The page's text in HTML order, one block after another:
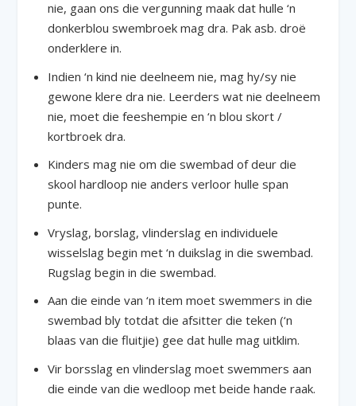
nie, gaan ons die vergunning maak dat hulle ‘n
donkerblou swembroek mag dra. Pak asb. droë
onderklere in.
Indien ‘n kind nie deelneem nie, mag hy/sy nie
gewone klere dra nie. Leerders wat nie deelneem
nie, moet die feeshempie en ‘n blou skort /
kortbroek dra.
Kinders mag nie om die swembad of deur die
skool hardloop nie anders verloor hulle span
punte.
Vryslag, borslag, vlinderslag en individuele
wisselslag begin met ‘n duikslag in die swembad.
Rugslag begin in die swembad.
Aan die einde van ‘n item moet swemmers in die
swembad bly totdat die afsitter die teken (‘n
blaas van die fluitjie) gee dat hulle mag uitklim.
Vir borsslag en vlinderslag moet swemmers aan
die einde van die wedloop met beide hande raak.